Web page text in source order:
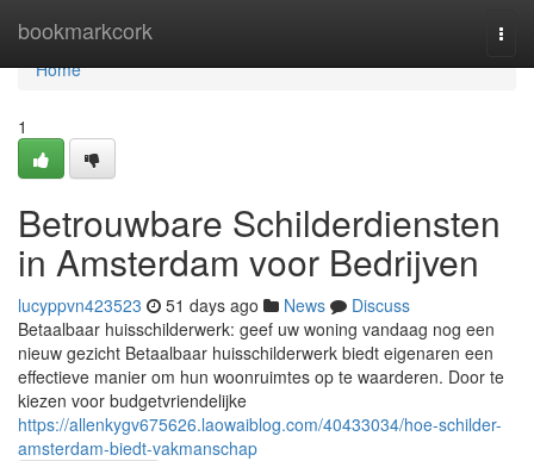
bookmarkcork
Home
Home
1
Betrouwbare Schilderdiensten
in Amsterdam voor Bedrijven
lucyppvn423523 51 days ago News
Discuss
Betaalbaar huisschilderwerk: geef uw woning vandaag nog een
nieuw gezicht Betaalbaar huisschilderwerk biedt eigenaren een
effectieve manier om hun woonruimtes op te waarderen. Door te
kiezen voor budgetvriendelijke
https://allenkygv675626.laowaiblog.com/40433034/hoe-schilder-
amsterdam-biedt-vakmanschap